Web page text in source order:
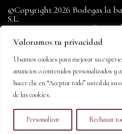
Valoramos tu privacidad
Usamos cookies para mejorar su
anuncios o contenidos personalizados
hacer clic en “Aceptar todo” usted da
de las cookies.
Personalizar Rechazar
©Copyright 2026 Bodegas la
S.L.